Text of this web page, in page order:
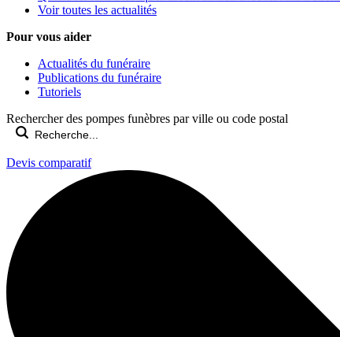
Voir toutes les actualités
Pour vous aider
Actualités du funéraire
Publications du funéraire
Tutoriels
Rechercher des pompes funèbres par ville ou code postal
Devis comparatif